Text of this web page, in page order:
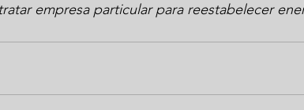
empresa particular para reestabelecer